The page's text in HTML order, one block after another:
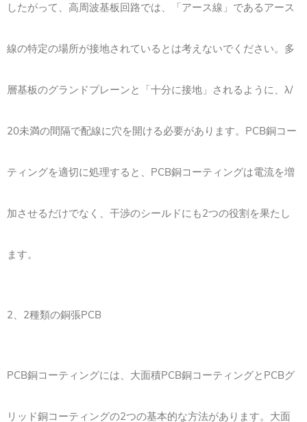
したがって、高周波基板回路では、「アース線」であるアース
線の特定の場所が接地されているとは考えないでください。多
層基板のグランドプレーンと「十分に接地」されるように、λ/
20未満の間隔で配線に穴を開ける必要があります。PCB銅コー
ティングを適切に処理すると、PCB銅コーティングは電流を増
加させるだけでなく、干渉のシールドにも2つの役割を果たし
ます。
2、2種類の銅張PCB
PCB銅コーティングには、大面積PCB銅コーティングとPCBグ
リッド銅コーティングの2つの基本的な方法があります。大面